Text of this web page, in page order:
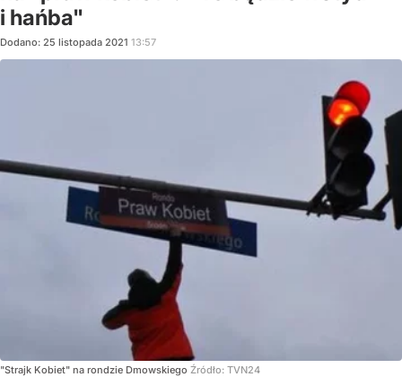
i hańba"
Dodano: 25 listopada 2021 13:57
"Strajk Kobiet" na rondzie Dmowskiego Źródło: TVN24